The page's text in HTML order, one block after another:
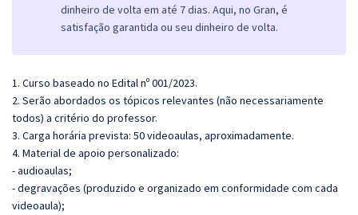
dinheiro de volta em até 7 dias. Aqui, no Gran, é
satisfação garantida ou seu dinheiro de volta.
1. Curso baseado no Edital nº 001/2023.
2. Serão abordados os tópicos relevantes (não necessariamente
todos) a critério do professor.
3. Carga horária prevista: 50 videoaulas, aproximadamente.
4. Material de apoio personalizado:
- audioaulas;
- degravações (produzido e organizado em conformidade com cada
videoaula);